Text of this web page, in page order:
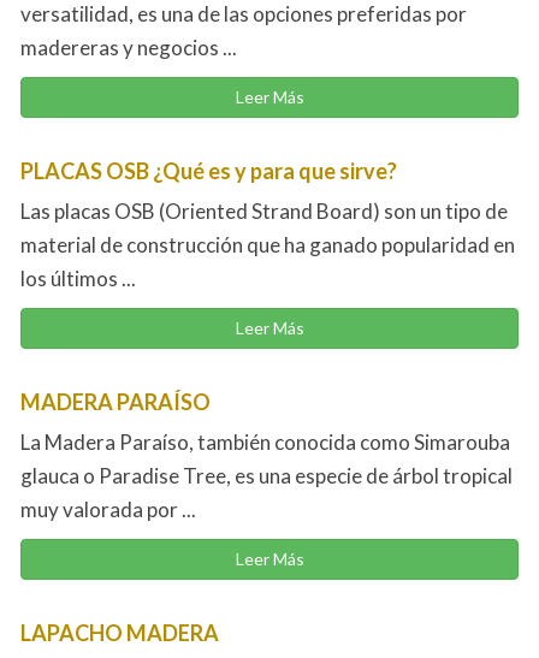
versatilidad, es una de las opciones preferidas por
madereras y negocios ...
Leer Más
PLACAS OSB ¿Qué es y para que sirve?
Las placas OSB (Oriented Strand Board) son un tipo de
material de construcción que ha ganado popularidad en
los últimos ...
Leer Más
MADERA PARAÍSO
La Madera Paraíso, también conocida como Simarouba
glauca o Paradise Tree, es una especie de árbol tropical
muy valorada por ...
Leer Más
LAPACHO MADERA